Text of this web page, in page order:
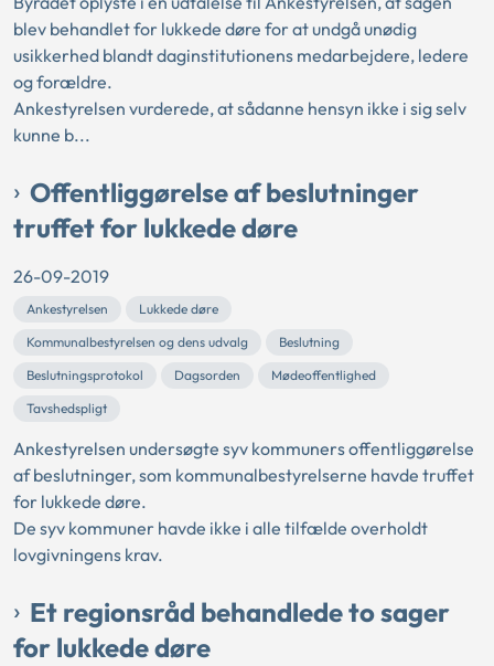
blev behandlet for lukkede døre for at undgå unødig
usikkerhed blandt daginstitutionens medarbejdere, ledere
og forældre.
Ankestyrelsen vurderede, at sådanne hensyn ikke i sig selv
kunne b...
Offentliggørelse af beslutninger
truffet for lukkede døre
26-09-2019
Ankestyrelsen
Lukkede døre
Kommunalbestyrelsen og dens udvalg
Beslutning
Beslutningsprotokol
Dagsorden
Mødeoffentlighed
Tavshedspligt
Ankestyrelsen undersøgte syv kommuners offentliggørelse
af beslutninger, som kommunalbestyrelserne havde truffet
for lukkede døre.
De syv kommuner havde ikke i alle tilfælde overholdt
lovgivningens krav.
Et regionsråd behandlede to sager
for lukkede døre